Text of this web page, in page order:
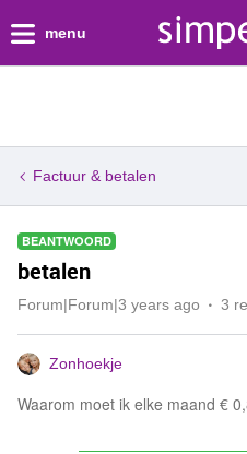
menu
Factuur & betalen
BEANTWOORD
betalen
Forum|Forum|3 years ago 3
Zonhoekje
Waarom moet ik elke maand €